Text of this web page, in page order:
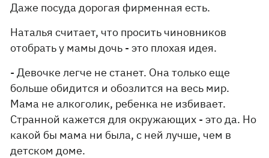
Даже посуда дорогая фирменная есть.
Наталья считает, что просить чиновников
отобрать у мамы дочь - это плохая идея.
- Девочке легче не станет. Она только еще
больше обидится и обозлится на весь мир.
Мама не алкоголик, ребенка не избивает.
Странной кажется для окружающих - это да. Но
какой бы мама ни была, с ней лучше, чем в
детском доме.